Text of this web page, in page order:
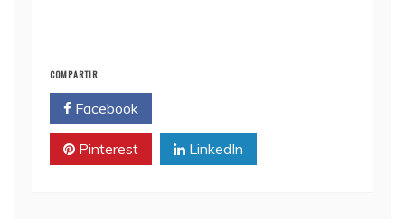
COMPARTIR
Facebook
Pinterest LinkedIn